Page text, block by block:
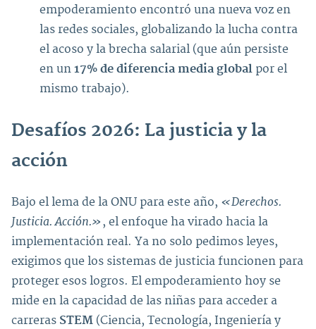
empoderamiento encontró una nueva voz en
las redes sociales, globalizando la lucha contra
el acoso y la brecha salarial (que aún persiste
en un 17% de diferencia media global por el
mismo trabajo).
Desafíos 2026: La justicia y la
acción
Bajo el lema de la ONU para este año, «Derechos.
Justicia. Acción.» , el enfoque ha virado hacia la
implementación real. Ya no solo pedimos leyes,
exigimos que los sistemas de justicia funcionen para
proteger esos logros. El empoderamiento hoy se
mide en la capacidad de las niñas para acceder a
carreras STEM (Ciencia, Tecnología, Ingeniería y